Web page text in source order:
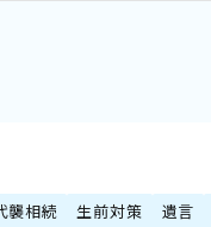
襲相続 生前対策 遺言